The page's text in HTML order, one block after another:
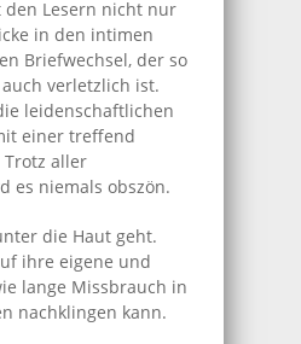
den Lesern nicht nur
in den intimen
Briefwechsel, der so
verletzlich ist.
leidenschaftlichen
einer treffend
Trotz aller
es niemals obszön.
die Haut geht.
ihre eigene und
lange Missbrauch in
nachklingen kann.